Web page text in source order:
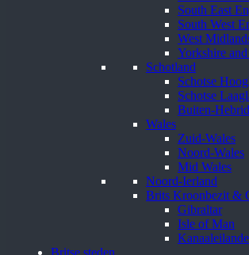
South East
South West
West
Yorkshire
Schotland
Schotse
Schotse
Buiten-
Wales
Zuid-Wales
Noord-Wales
Mid Wales
Noord-Ierland
Brits Kroonbezit &
Gibraltar
Isle of Man
Britse steden